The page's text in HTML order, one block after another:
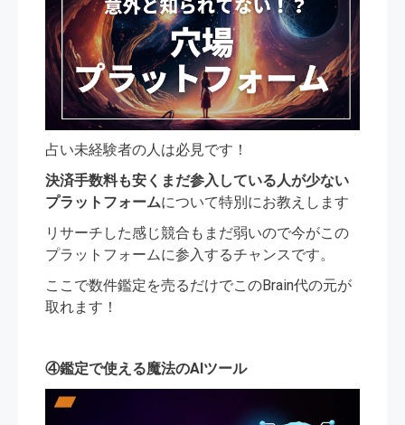
占い未経験者の人は必見です！
決済手数料も安くまだ参入している人が少ない
プラットフォームについて特別にお教えします
リサーチした感じ競合もまだ弱いので今がこの
プラットフォームに参入するチャンスです。
ここで数件鑑定を売るだけでこのBrain代の元が
取れます！
④鑑定で使える魔法のAIツール